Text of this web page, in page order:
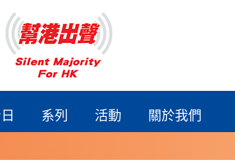
系列 活動 關於我們